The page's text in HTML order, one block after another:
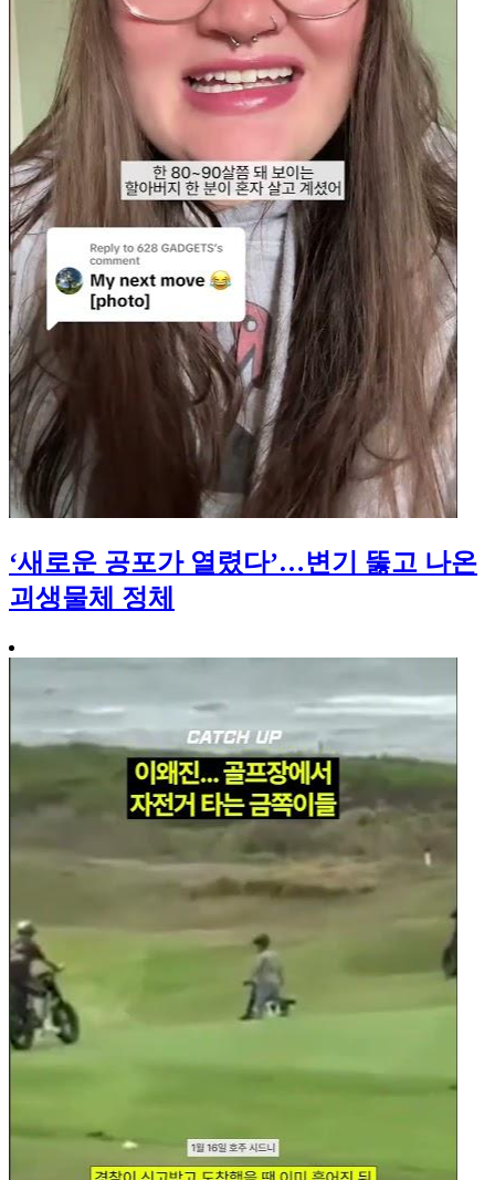
‘새로운 공포가 열렸다’…변기 뚫고 나온
괴생물체 정체